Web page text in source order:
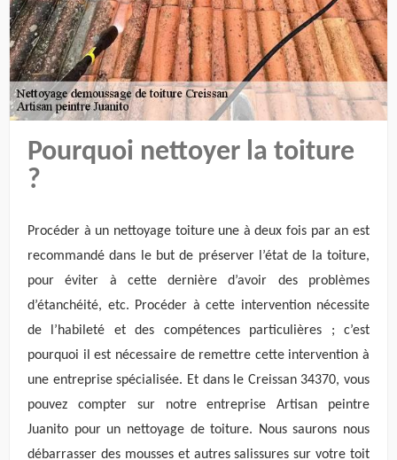
Pourquoi nettoyer la toiture
?
Procéder à un nettoyage toiture une à deux fois par an est
recommandé dans le but de préserver l’état de la toiture,
pour éviter à cette dernière d’avoir des problèmes
d’étanchéité, etc. Procéder à cette intervention nécessite
de l’habileté et des compétences particulières ; c’est
pourquoi il est nécessaire de remettre cette intervention à
une entreprise spécialisée. Et dans le Creissan 34370, vous
pouvez compter sur notre entreprise Artisan peintre
Juanito pour un nettoyage de toiture. Nous saurons nous
débarrasser des mousses et autres salissures sur votre toit